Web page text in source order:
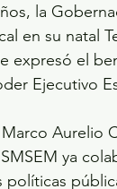
la
en su natal
expresó el
Ejecutivo
Marco Aurelio
ya
políticas